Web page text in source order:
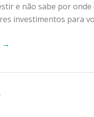
e não sabe por
investimentos para
→